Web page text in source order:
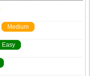
Medium
Easy